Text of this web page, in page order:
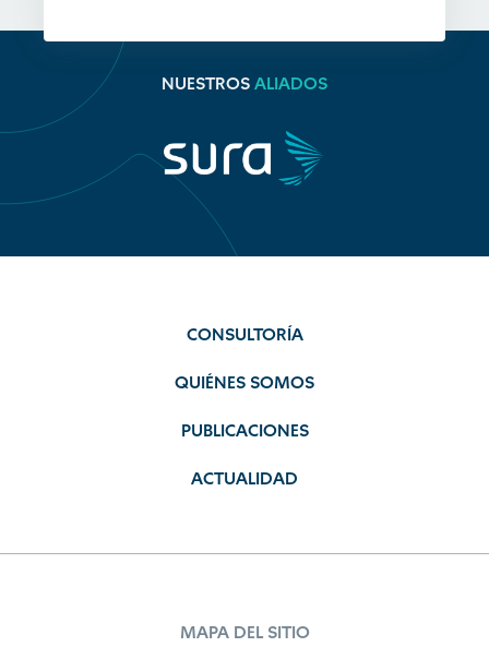
NUESTROS ALIADOS
CONSULTORÍA
QUIÉNES SOMOS
PUBLICACIONES
ACTUALIDAD
MAPA DEL SITIO